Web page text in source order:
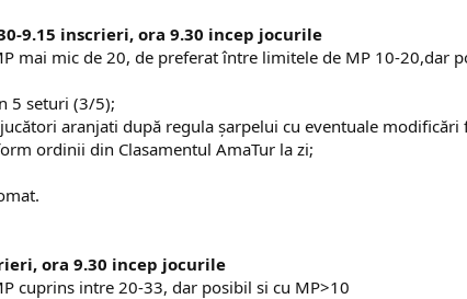
9.15 inscrieri, ora 9.30 incep jocurile
mai mic de 20, de preferat între limitele de MP 10-20,dar
5 seturi (3/5);
aranjati după regula şarpelui cu eventuale
ordinii din Clasamentul AmaTur la zi;
ora 9.30 incep jocurile
cuprins intre 20-33, dar posibil si cu MP>10